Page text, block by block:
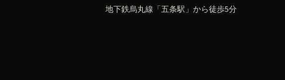
地下鉄烏丸線「五条駅」から徒歩5分